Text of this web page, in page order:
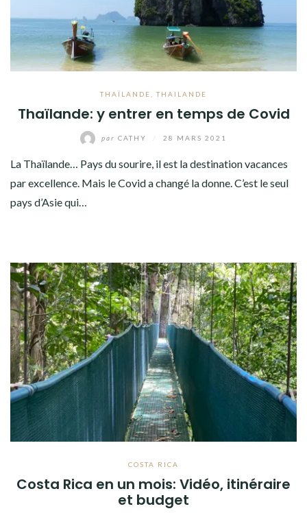
THAÏLANDE ,THAILANDE
Thaïlande: y entrer en temps de Covid
par CATHY 28 MARS 2021
La Thaïlande… Pays du sourire, il est la destination vacances
par excellence. Mais le Covid a changé la donne. C’est le seul
pays d’Asie qui…
COSTA RICA
Costa Rica en un mois: Vidéo, itinéraire
et budget